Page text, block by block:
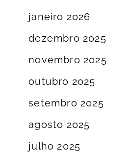
janeiro 2026
dezembro 2025
novembro 2025
outubro 2025
setembro 2025
agosto 2025
julho 2025